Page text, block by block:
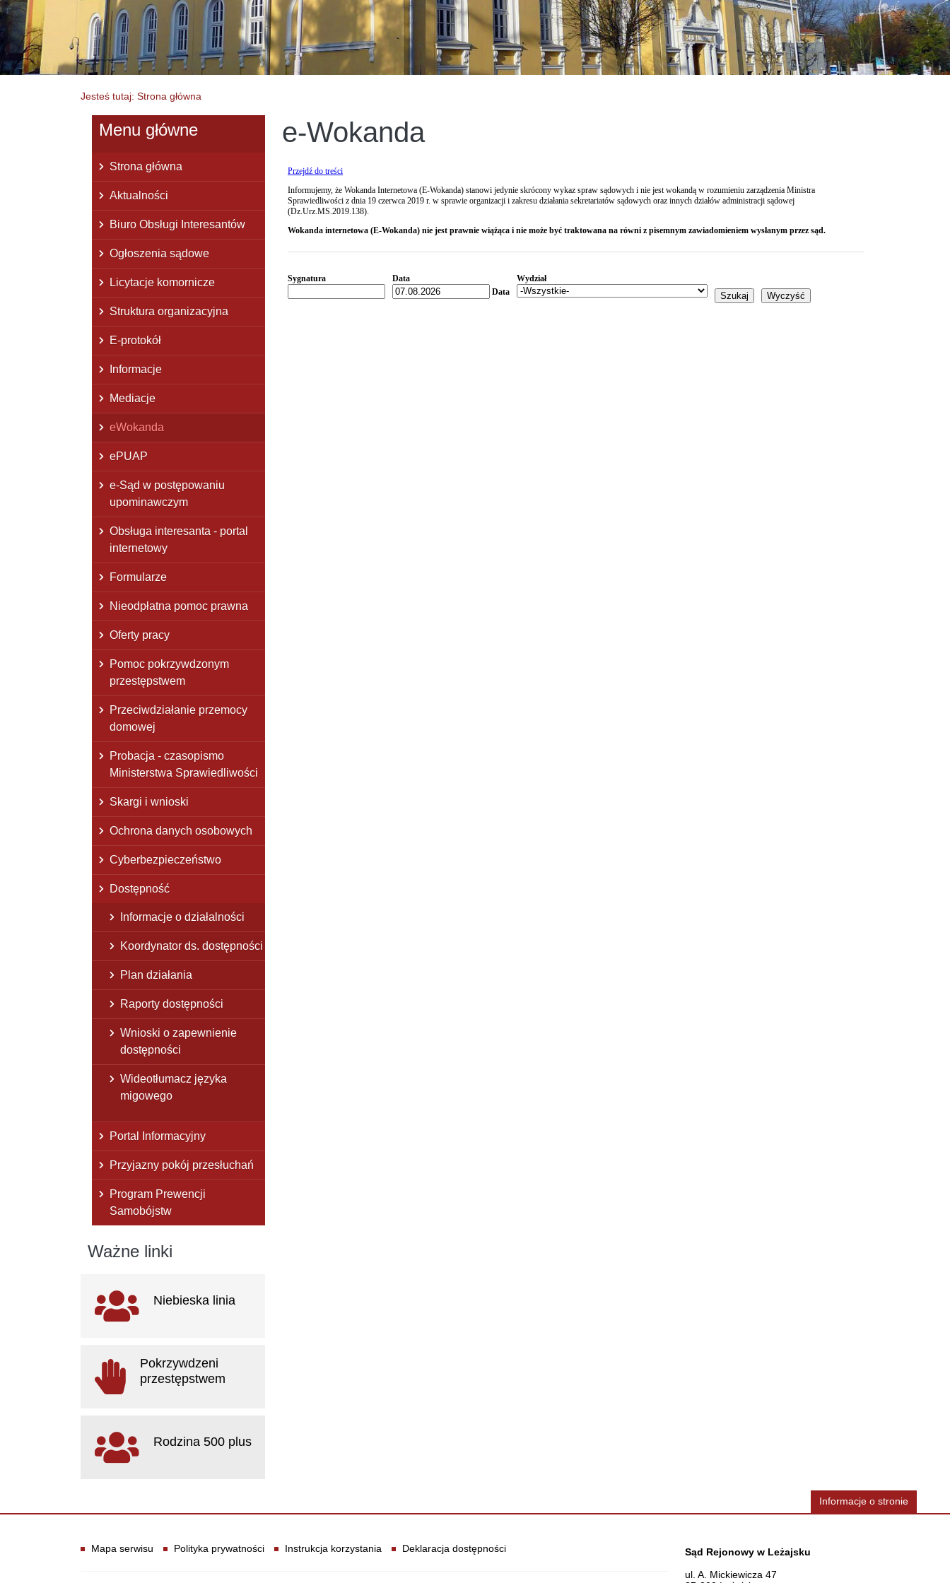
Jesteś tutaj: Strona główna
e-Wokanda
Menu główne
Strona główna
Aktualności
Biuro Obsługi Interesantów
Ogłoszenia sądowe
Licytacje komornicze
Struktura organizacyjna
E-protokół
Informacje
Mediacje
eWokanda
ePUAP
e-Sąd w postępowaniu
upominawczym
Obsługa interesanta - portal
internetowy
Formularze
Nieodpłatna pomoc prawna
Oferty pracy
Pomoc pokrzywdzonym
przestępstwem
Przeciwdziałanie przemocy
domowej
Probacja - czasopismo
Ministerstwa Sprawiedliwości
Skargi i wnioski
Ochrona danych osobowych
Cyberbezpieczeństwo
Dostępność
Informacje o działalności
Koordynator ds. dostępności
Plan działania
Raporty dostępności
Wnioski o zapewnienie
dostępności
Wideotłumacz języka
migowego
Portal Informacyjny
Przyjazny pokój przesłuchań
Program Prewencji
Samobójstw
Ważne linki
Ważne linki
Niebieska linia
Pokrzywdzeni
przestępstwem
Rodzina 500 plus
Informacje o stronie
Informacje
Mapa serwisu Polityka prywatności Instrukcja korzystania Deklaracja dostępności Dane teleadresowe
Sąd Rejonowy w Leżajsku
ul. A. Mickiewicza 47